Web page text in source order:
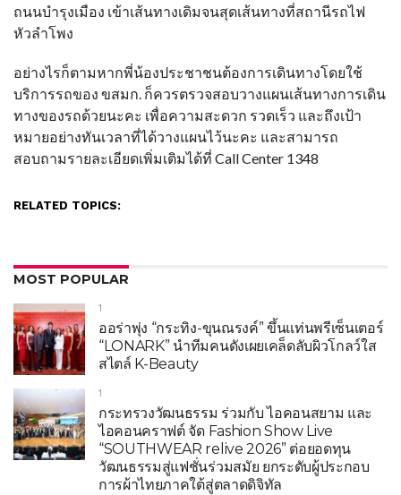
ถนนบำรุงเมือง เข้าเส้นทางเดิมจนสุดเส้นทางที่สถานีรถไฟ
หัวลำโพง
อย่างไรก็ตามหากพี่น้องประชาชนต้องการเดินทางโดยใช้
บริการรถของ ขสมก. ก็ควรตรวจสอบวางแผนเส้นทางการเดิน
ทางของรถด้วยนะคะ เพื่อความสะดวก รวดเร็ว และถึงเป้า
หมายอย่างทันเวลาที่ได้วางแผนไว้นะคะ และสามารถ
สอบถามรายละเอียดเพิ่มเติมได้ที่ Call Center 1348
RELATED TOPICS:
MOST POPULAR
1
ออร่าพุ่ง “กระทิง-ขุนณรงค์” ขึ้นแท่นพรีเซ็นเตอร์
“LONARK” นำทีมคนดังเผยเคล็ดลับผิวโกลว์ใส
สไตล์ K-Beauty
1
กระทรวงวัฒนธรรม ร่วมกับ ไอคอนสยาม และ
ไอคอนคราฟต์ จัด Fashion Show Live
“SOUTHWEAR relive 2026” ต่อยอดทุน
วัฒนธรรมสู่แฟชั่นร่วมสมัย ยกระดับผู้ประกอบ
การผ้าไทยภาคใต้สู่ตลาดดิจิทัล